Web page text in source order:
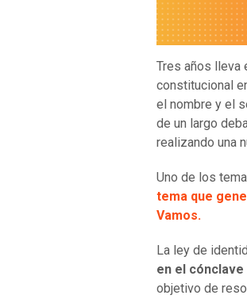
Tres años lleva
constitucional
el nombre y el
de un largo
realizando una
Uno de los
tema que
Vamos.
La ley de
en el
objetivo de